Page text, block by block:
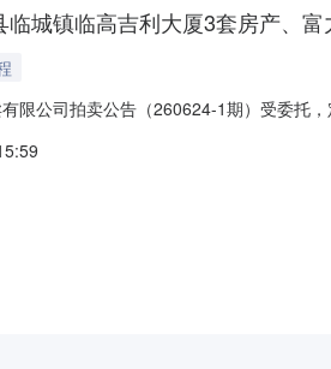
城镇临高吉利大厦3套房产、
限公司拍卖公告（260624-1期）受委托
告》《竞买须知》。电话：